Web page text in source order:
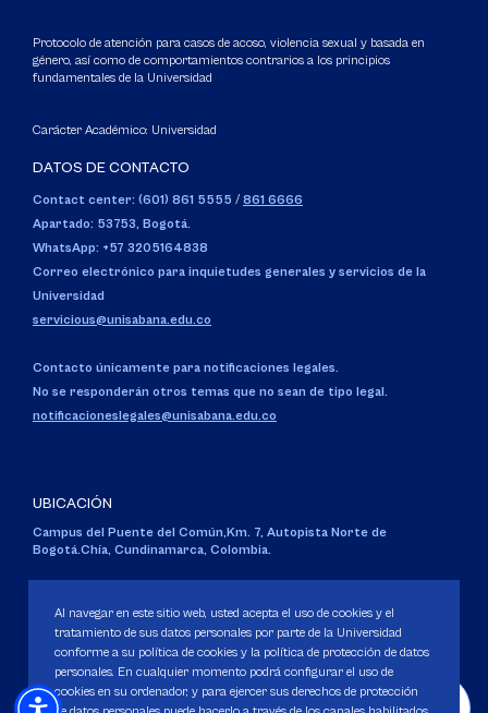
Protocolo de atención para casos de acoso, violencia sexual y basada en
género, así como de comportamientos contrarios a los principios
fundamentales de la Universidad
Carácter Académico: Universidad
DATOS DE CONTACTO
Contact center: (601) 861 5555 / 861 6666
Apartado: 53753, Bogotá.
WhatsApp: +57 3205164838
Correo electrónico para inquietudes generales y servicios de la
Universidad
servicious@unisabana.edu.co
Contacto únicamente para notificaciones legales.
No se responderán otros temas que no sean de tipo legal.
notificacioneslegales@unisabana.edu.co
UBICACIÓN
Campus del Puente del Común,Km. 7, Autopista Norte de
Bogotá.Chía, Cundinamarca, Colombia.
Personería Jurídica:Resolución 130 del 14 de enero de 1980.
Ministerio de Educación Nacional.
Al navegar en este sitio web, usted acepta el uso de cookies y el
tratamiento de sus datos personales por parte de la Universidad
conforme a su política de cookies y la política de protección de datos
personales. En cualquier momento podrá configurar el uso de
cookies en su ordenador, y para ejercer sus derechos de protección